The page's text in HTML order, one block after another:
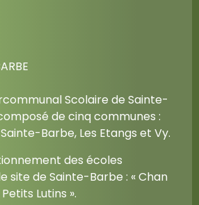
Scolaire de Sainte-
de cinq communes :
Barbe, Les Etangs et Vy.
des écoles
site de Sainte-Barbe : « Chan
Lutins ».